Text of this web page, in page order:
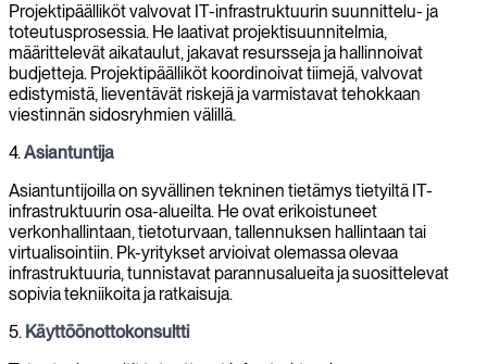
Projektipäälliköt valvovat IT-infrastruktuurin suunnittelu- ja
toteutusprosessia. He laativat projektisuunnitelmia,
määrittelevät aikataulut, jakavat resursseja ja hallinnoivat
budjetteja. Projektipäälliköt koordinoivat tiimejä, valvovat
edistymistä, lieventävät riskejä ja varmistavat tehokkaan
viestinnän sidosryhmien välillä.
4.Asiantuntija
Asiantuntijoilla on syvällinen tekninen tietämys tietyiltä IT-
infrastruktuurin osa-alueilta. He ovat erikoistuneet
verkonhallintaan, tietoturvaan, tallennuksen hallintaan tai
virtualisointiin. Pk-yritykset arvioivat olemassa olevaa
infrastruktuuria, tunnistavat parannusalueita ja suosittelevat
sopivia tekniikoita ja ratkaisuja.
5. Käyttöönottokonsultti